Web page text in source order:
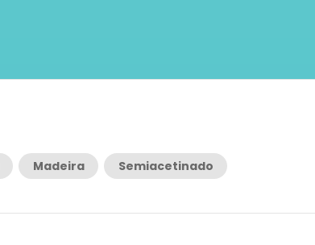
Madeira Semiacetinado